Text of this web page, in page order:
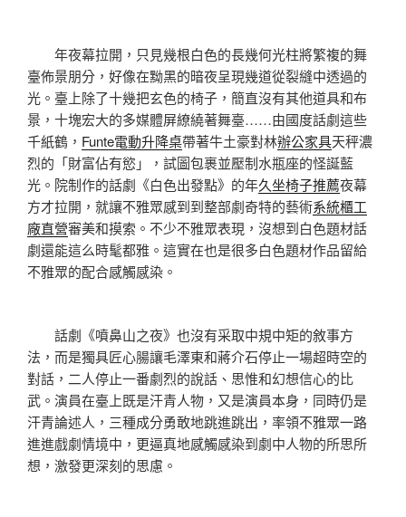
年夜幕拉開，只見幾根白色的長幾何光柱將繁複的舞
臺佈景朋分，好像在黝黑的暗夜呈現幾道從裂縫中透過的
光。臺上除了十幾把玄色的椅子，簡直沒有其他道具和布
景，十塊宏大的多媒體屏繚繞著舞臺……由國度話劇這些
千紙鶴， Funte電動升降桌帶著牛土豪對林辦公家具天秤濃
烈的「財富佔有慾」，試圖包裹並壓制水瓶座的怪誕藍
光。院制作的話劇《白色出發點》的年久坐椅子推薦夜幕
方才拉開，就讓不雅眾感到到整部劇奇特的藝術系統櫃工
廠直營審美和摸索。不少不雅眾表現，沒想到白色題材話
劇還能這么時髦都雅。這實在也是很多白色題材作品留給
不雅眾的配合感觸感染。
話劇《噴鼻山之夜》也沒有采取中規中矩的敘事方
法，而是獨具匠心腸讓毛澤東和蔣介石停止一場超時空的
對話，二人停止一番劇烈的說話、思惟和幻想信心的比
武。演員在臺上既是汗青人物，又是演員本身，同時仍是
汗青論述人，三種成分勇敢地跳進跳出，率領不雅眾一路
進進戲劇情境中，更逼真地感觸感染到劇中人物的所思所
想，激發更深刻的思慮。